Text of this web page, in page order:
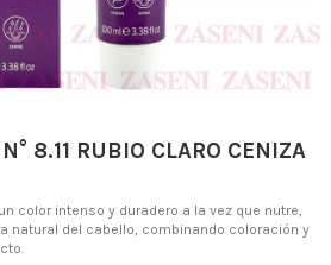
8.11 RUBIO CLARO CENIZA
color intenso y duradero a la vez que nutre,
natural del cabello, combinando coloración y